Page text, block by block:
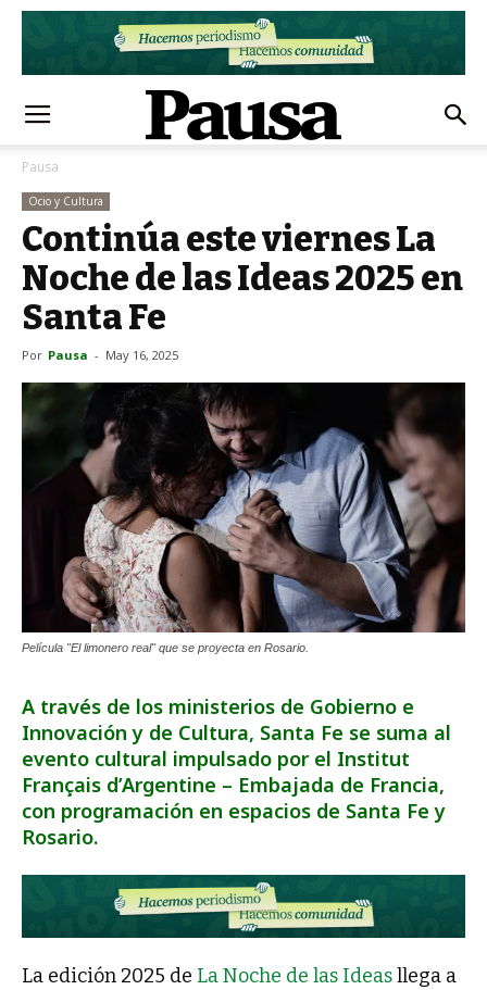
Pausa
Ocio y Cultura
Continúa este viernes La
Noche de las Ideas 2025 en
Santa Fe
Por Pausa - May 16, 2025
Película "El limonero real" que se proyecta en Rosario.
A través de los ministerios de Gobierno e
Innovación y de Cultura, Santa Fe se suma al
evento cultural impulsado por el Institut
Français d’Argentine – Embajada de Francia,
con programación en espacios de Santa Fe y
Rosario.
La edición 2025 de La Noche de las Ideasllega a